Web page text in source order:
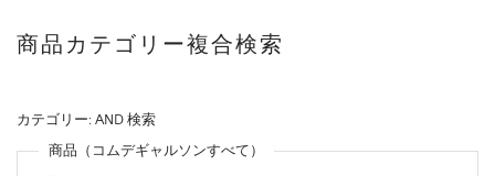
商品カテゴリー複合検索
カテゴリー: AND 検索
商品（コムデギャルソンすべて）